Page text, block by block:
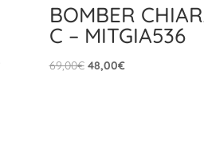
BOMBER
C – MITGIA536
69,00€ Il
48,00€Il